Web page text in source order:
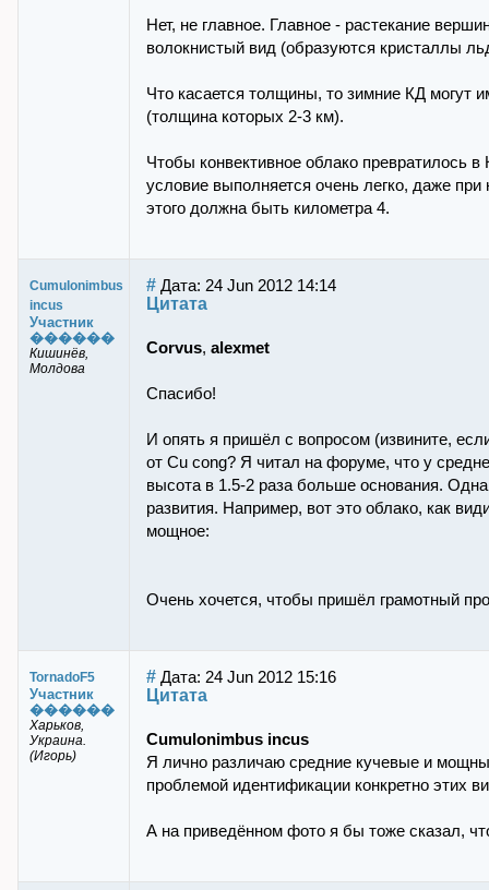
Нет, не главное. Главное - растекание
волокнистый вид (образуются кристаллы
Что касается толщины, то зимние КД могут
(толщина которых 2-3 км).
Чтобы конвективное облако превратилось
условие выполняется очень легко, даже
этого должна быть километра 4.
Cumulonimbus
incus
Участник
������
Кишинёв,
Молдова
# Дата: 24 Jun 2012 14:14
Цитата
Corvus, alexmet
Спасибо!
И опять я пришёл с вопросом (извините,
от Cu cong? Я читал на форуме, что у
высота в 1.5-2 раза больше основания.
развития. Например, вот это облако, как
мощное:
Очень хочется, чтобы пришёл грамотный
TornadoF5
Участник
������
Харьков,
Украина.
(Игорь)
# Дата: 24 Jun 2012 15:16
Цитата
Cumulonimbus incus
Я лично различаю средние кучевые и
проблемой идентификации конкретно этих
А на приведённом фото я бы тоже сказал,